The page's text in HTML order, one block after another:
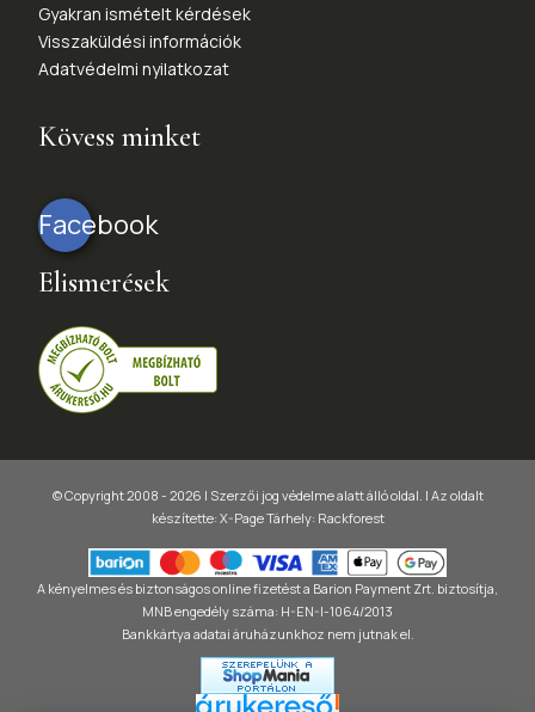
Gyakran ismételt kérdések
Visszaküldési információk
Adatvédelmi nyilatkozat
Kövess minket
Facebook
Elismerések
© Copyright 2008 - 2026 | Szerzői jog védelme alatt álló oldal. | Az oldalt
készítette: X-PageTárhely: Rackforest
A kényelmes és biztonságos online fizetést a Barion Payment Zrt. biztosítja,
MNB engedély száma: H-EN-I-1064/2013
Bankkártya adatai áruházunkhoz nem jutnak el.